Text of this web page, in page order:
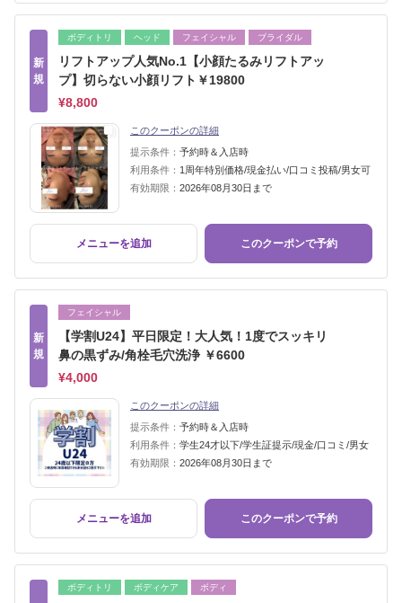
新
規
ボディトリ ヘッド フェイシャル ブライダル
リフトアップ人気No.1【小顔たるみリフトアッ
プ】切らない小顔リフト￥19800
¥8,800
このクーポンの詳細
提示条件： 予約時＆入店時
利用条件： 1周年特別価格/現金払い/口コミ投稿/男女可
有効期限： 2026年08月30日まで
メニューを追加 このクーポンで予約
新
規
フェイシャル
【学割U24】平日限定！大人気！1度でスッキリ
鼻の黒ずみ/角栓毛穴洗浄 ￥6600
¥4,000
このクーポンの詳細
提示条件： 予約時＆入店時
利用条件： 学生24才以下/学生証提示/現金/口コミ/男女
有効期限： 2026年08月30日まで
メニューを追加 このクーポンで予約
ボディトリ ボディケア ボディ